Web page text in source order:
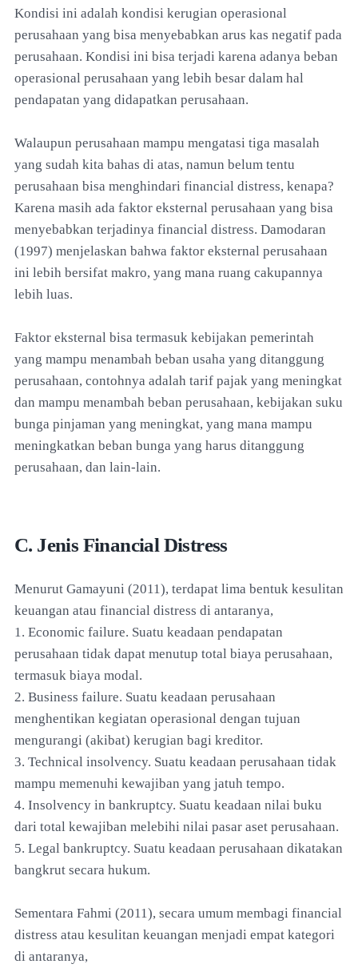
Kondisi ini adalah kondisi kerugian operasional
perusahaan yang bisa menyebabkan arus kas negatif pada
perusahaan. Kondisi ini bisa terjadi karena adanya beban
operasional perusahaan yang lebih besar dalam hal
pendapatan yang didapatkan perusahaan.
Walaupun perusahaan mampu mengatasi tiga masalah
yang sudah kita bahas di atas, namun belum tentu
perusahaan bisa menghindari financial distress, kenapa?
Karena masih ada faktor eksternal perusahaan yang bisa
menyebabkan terjadinya financial distress. Damodaran
(1997) menjelaskan bahwa faktor eksternal perusahaan
ini lebih bersifat makro, yang mana ruang cakupannya
lebih luas.
Faktor eksternal bisa termasuk kebijakan pemerintah
yang mampu menambah beban usaha yang ditanggung
perusahaan, contohnya adalah tarif pajak yang meningkat
dan mampu menambah beban perusahaan, kebijakan suku
bunga pinjaman yang meningkat, yang mana mampu
meningkatkan beban bunga yang harus ditanggung
perusahaan, dan lain-lain.
C. Jenis Financial Distress
Menurut Gamayuni (2011), terdapat lima bentuk kesulitan
keuangan atau financial distress di antaranya,
1. Economic failure. Suatu keadaan pendapatan
perusahaan tidak dapat menutup total biaya perusahaan,
termasuk biaya modal.
2. Business failure. Suatu keadaan perusahaan
menghentikan kegiatan operasional dengan tujuan
mengurangi (akibat) kerugian bagi kreditor.
3. Technical insolvency. Suatu keadaan perusahaan tidak
mampu memenuhi kewajiban yang jatuh tempo.
4. Insolvency in bankruptcy. Suatu keadaan nilai buku
dari total kewajiban melebihi nilai pasar aset perusahaan.
5. Legal bankruptcy. Suatu keadaan perusahaan dikatakan
bangkrut secara hukum.
Sementara Fahmi (2011), secara umum membagi financial
distress atau kesulitan keuangan menjadi empat kategori
di antaranya,